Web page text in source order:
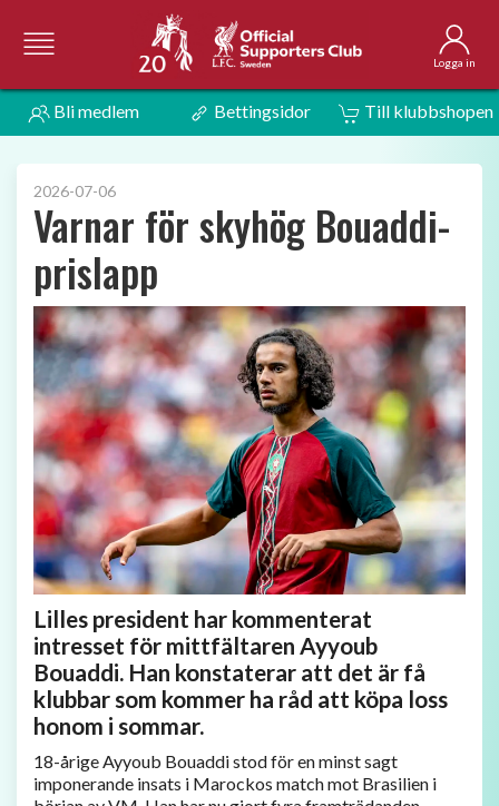
Logga in
Bli medlem Bettingsidor Till klubbshopen
2026-07-06
Varnar för skyhög Bouaddi-
prislapp
Lilles president har kommenterat
intresset för mittfältaren Ayyoub
Bouaddi. Han konstaterar att det är få
klubbar som kommer ha råd att köpa loss
honom i sommar.
18-årige Ayyoub Bouaddi stod för en minst sagt
imponerande insats i Marockos match mot Brasilien i